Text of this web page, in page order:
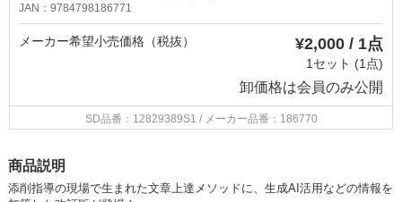
JAN：9784798186771
メーカー希望小売価格（税抜） ¥2,000 / 1点
1セット (1点)
卸価格は会員のみ公開
SD品番：12829389S1 / メーカー品番：186770
商品説明
添削指導の現場で生まれた文章上達メソッドに、生成AI活用などの情報を